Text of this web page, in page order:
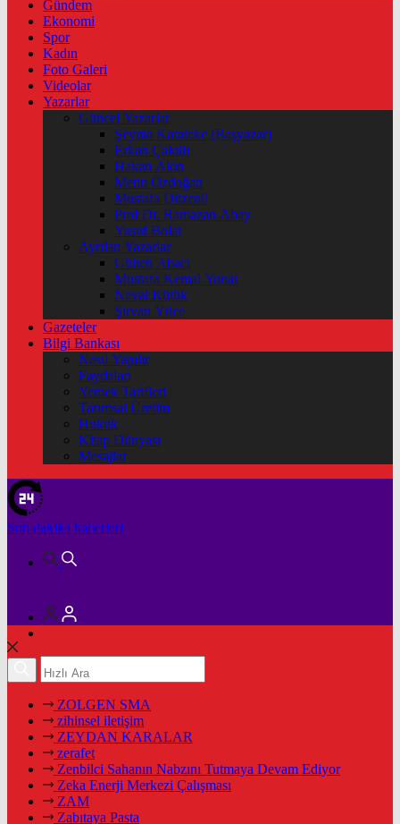
Gündem
Ekonomi
Spor
Kadın
Foto Galeri
Videolar
Yazarlar
Güncel Yazarlar
Şeyma Karateke (Başyazar)
Erkan Çakıllı
Hakan Akın
Metin Özdoğan
Mustafa Düzenli
Prof Dr. Ramazan Abay
Yusuf Bolat
Ayrılan Yazarlar
Gülten Abacı
Mustafa Kemal Yonat
Neval Kütük
Şirvan Yüce
Gazeteler
Bilgi Bankası
Nasıl Yapılır
Faydaları
Yemek Tarifleri
Tarımsal Üretim
Hukuk
Kitap Dünyası
Mesajlar
Son dakika haberleri
ZOLGEN SMA
zihinsel iletişim
ZEYDAN KARALAR
zerafet
Zenbilci Sahanın Nabzını Tutmaya Devam Ediyor
Zeka Enerji Merkezi Çalışması
ZAM
Zabıtaya Pasta